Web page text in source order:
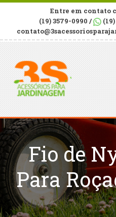
Entre em contato
(19) 3579-0990 /
Fio de
Para